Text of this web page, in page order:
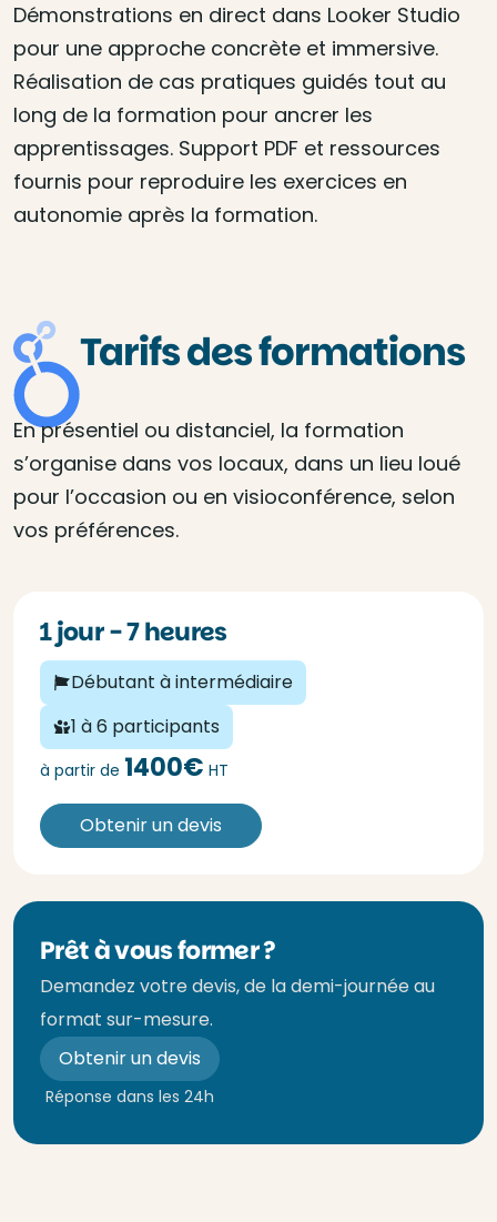
Démonstrations en direct dans Looker Studio
pour une approche concrète et immersive.
Réalisation de cas pratiques guidés tout au
long de la formation pour ancrer les
apprentissages. Support PDF et ressources
fournis pour reproduire les exercices en
autonomie après la formation.
Tarifs des formations
En présentiel ou distanciel, la formation
s’organise dans vos locaux, dans un lieu loué
pour l’occasion ou en visioconférence, selon
vos préférences.
1 jour - 7 heures
Débutant à intermédiaire
1 à 6 participants
à partir de 1400€ HT
Obtenir un devis
Prêt à vous former ?
Demandez votre devis, de la demi-journée au
format sur-mesure.
Obtenir un devis
Réponse dans les 24h